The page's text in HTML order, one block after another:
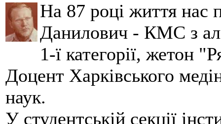
На 87 році життя нас
Данилович - КМС з
1-ї категорії, жетон
Доцент Харківського
наук.
У студентській секції